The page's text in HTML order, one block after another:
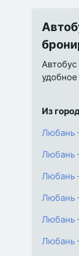
Из
Любань
Любань
Любань
Любань
Любань
Любань